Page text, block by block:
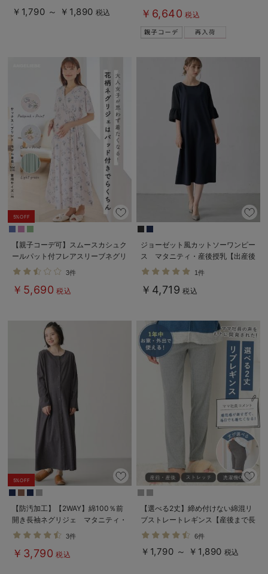
￥1,790 ～ ￥1,890 税込 ￥6,640 税込
5%OFF
【親子コーデ可】スムースカシュク
ールパット付フレアスリーブネグリ
ジェ マタニティ・産後授乳服【出
産後も長く着れる】
3件
￥5,690 税込
ジョーゼット風カットソーワンピー
ス マタニティ・産後授乳【出産後
も長く使える】Rosemadame（ロ
1件
￥4,719 税込
5%OFF
【防汚加工】【2WAY】綿100％前
開き長袖ネグリジェ マタニティ・
授乳パジャマ【産後も長く着れる】
3件
￥3,790 税込
【選べる2丈】締め付けない綿混リ
ブストレートレギンス【産後まで長
く使える】
6件
￥1,790 ～ ￥1,890 税込